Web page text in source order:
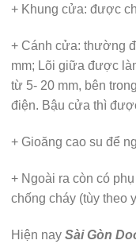
+ Khung cửa: được
+ Cánh cửa: thường
mm; Lõi giữa được
từ 5- 20 mm, bên
điện. Bậu cửa thì
+ Gioăng cao su để
+ Ngoài ra còn có
chống cháy (tùy theo
Hiện nay Sài Gòn